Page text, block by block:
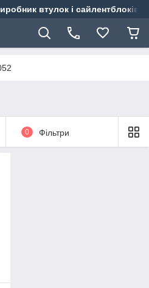
втулок і сайлентблоків
0 Фільтри